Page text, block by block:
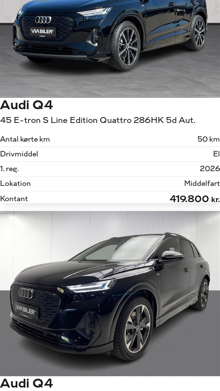
Audi Q4
45 E-tron S Line Edition Quattro 286HK 5d Aut.
Antal kørte km
50 km
Drivmiddel
El
1. reg.
2026
Lokation
Middelfart
Kontant
419.800 kr.
Audi Q4